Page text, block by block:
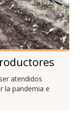
atendidos
la pandemia e